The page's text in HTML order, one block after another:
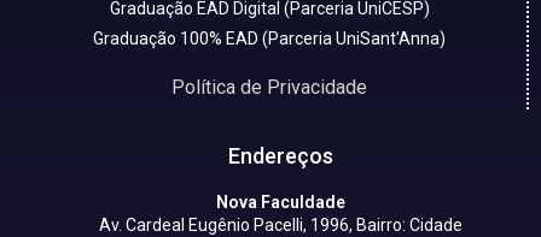
Graduação EAD Digital (Parceria UniCESP)
Graduação 100% EAD (Parceria UniSant'Anna)
Política de Privacidade
Endereços
Nova Faculdade
Av. Cardeal Eugênio Pacelli, 1996, Bairro: Cidade